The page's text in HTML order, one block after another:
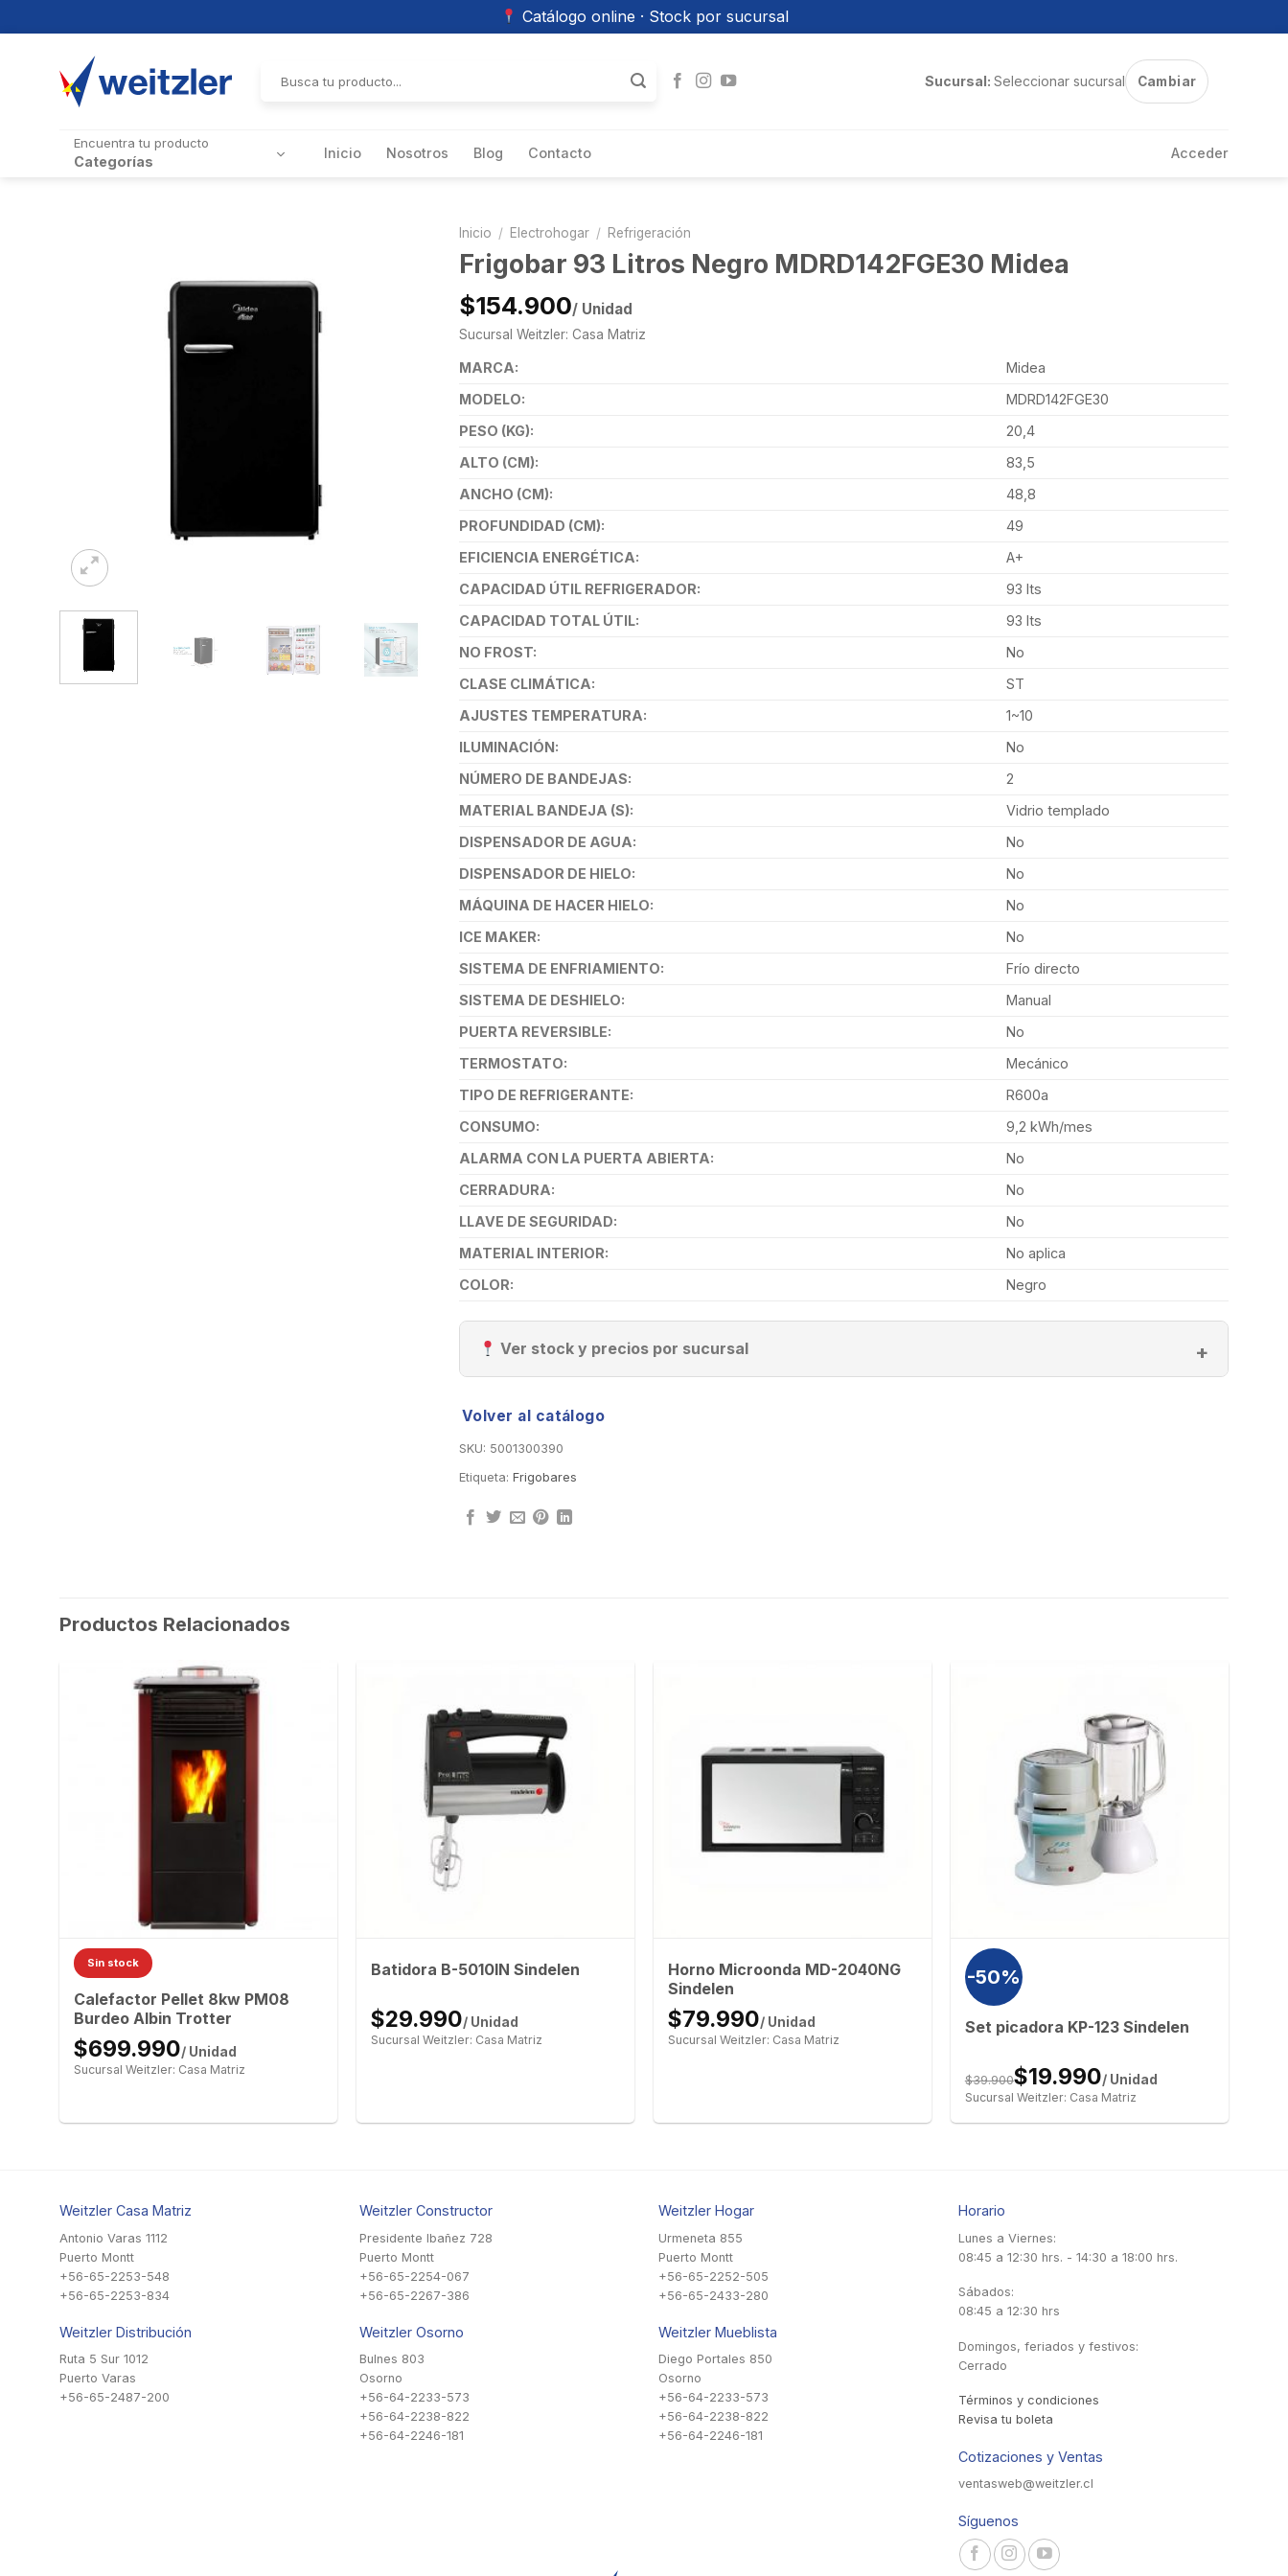
Catálogo online · Stock por sucursal
por:
Sucursal: Seleccionar sucursal Cambiar
Encuentra tu producto
Categorías Inicio Nosotros Blog Contacto Acceder
Inicio / Electrohogar / Refrigeración
Frigobar 93 Litros Negro MDRD142FGE30 Midea
$154.900/ Unidad
Sucursal Weitzler: Casa Matriz
MARCA:
Midea
MODELO:
MDRD142FGE30
PESO (KG):
20,4
ALTO (CM):
83,5
ANCHO (CM):
48,8
PROFUNDIDAD (CM):
49
EFICIENCIA ENERGÉTICA:
A+
CAPACIDAD ÚTIL REFRIGERADOR:
93 lts
CAPACIDAD TOTAL ÚTIL:
93 lts
NO FROST:
No
CLASE CLIMÁTICA:
ST
AJUSTES TEMPERATURA:
1~10
ILUMINACIÓN:
No
NÚMERO DE BANDEJAS:
2
MATERIAL BANDEJA (S):
Vidrio templado
DISPENSADOR DE AGUA:
No
DISPENSADOR DE HIELO:
No
MÁQUINA DE HACER HIELO:
No
ICE MAKER:
No
SISTEMA DE ENFRIAMIENTO:
Frío directo
SISTEMA DE DESHIELO:
Manual
PUERTA REVERSIBLE:
No
TERMOSTATO:
Mecánico
TIPO DE REFRIGERANTE:
R600a
CONSUMO:
9,2 kWh/mes
ALARMA CON LA PUERTA ABIERTA:
No
CERRADURA:
No
LLAVE DE SEGURIDAD:
No
MATERIAL INTERIOR:
No aplica
COLOR:
Negro
Ver stock y precios por sucursal
Volver al catálogo
SKU: 5001300390
Etiqueta: Frigobares
Productos Relacionados
Sin stock
Calefactor Pellet 8kw PM08
Burdeo Albin Trotter
$699.990/ Unidad
Sucursal Weitzler: Casa Matriz
Batidora B-5010IN Sindelen
$29.990/ Unidad
Sucursal Weitzler: Casa Matriz
Horno Microonda MD-2040NG
Sindelen
$79.990/ Unidad
Sucursal Weitzler: Casa Matriz
-50%
Set picadora KP-123 Sindelen
$39.900$19.990/ Unidad
Sucursal Weitzler: Casa Matriz
Weitzler Casa Matriz
Antonio Varas 1112
Puerto Montt
+56-65-2253-548
+56-65-2253-834
Weitzler Distribución
Ruta 5 Sur 1012
Puerto Varas
+56-65-2487-200
Weitzler Constructor
Presidente Ibañez 728
Puerto Montt
+56-65-2254-067
+56-65-2267-386
Weitzler Osorno
Bulnes 803
Osorno
+56-64-2233-573
+56-64-2238-822
+56-64-2246-181
Weitzler Hogar
Urmeneta 855
Puerto Montt
+56-65-2252-505
+56-65-2433-280
Weitzler Mueblista
Diego Portales 850
Osorno
+56-64-2233-573
+56-64-2238-822
+56-64-2246-181
Horario
Lunes a Viernes:
08:45 a 12:30 hrs. - 14:30 a 18:00 hrs.
Sábados:
08:45 a 12:30 hrs
Domingos, feriados y festivos:
Cerrado
Términos y condiciones
Revisa tu boleta
Cotizaciones y Ventas
ventasweb@weitzler.cl
Síguenos